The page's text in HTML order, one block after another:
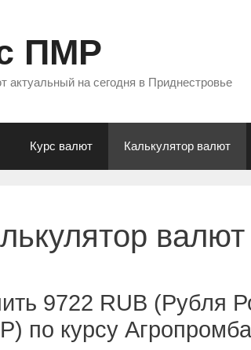
ПМР
актуальный на сегодня в Приднестровье
Курс валют Калькулятор валют
валют
9722 RUB (Рубля
по курсу